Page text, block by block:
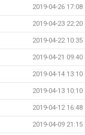
2019-04-26 17:08
2019-04-23 22:20
2019-04-22 10:35
2019-04-21 09:40
2019-04-14 13:10
2019-04-13 10:10
2019-04-12 16:48
2019-04-09 21:15